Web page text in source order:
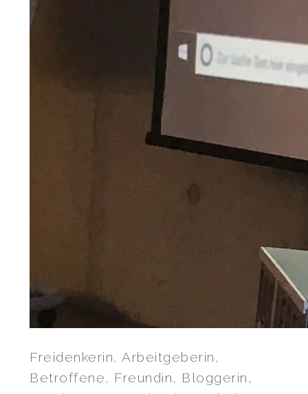
Freidenkerin, Arbeitgeberin,
Betroffene, Freundin, Bloggerin,